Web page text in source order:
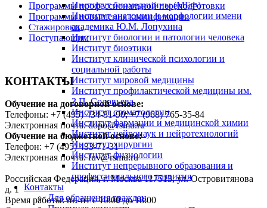
Институт биомедицины (МБФ)
Институт анатомии и морфологии имени
академика Ю.М. Лопухина
Институт биологии и патологии человека
Институт биоэтики
Институт клинической психологии и
социальной работы
Институт мировой медицины
Институт профилактической медицины им.
З.П. Соловьева
Институт стоматологии
Институт фармации и медицинской химии
Институт нейронаук и нейротехнологий
Институт хирургии
Институт физиологии
Институт непрерывного образования и
профессионального развития
Контакты
Для обращения граждан
Программы профессиональной переподготовки
Программы повышения квалификации
Стажировки
Поступающим
КОНТАКТЫ
Обучение на договорной основе:
Телефоны: +7 (495) 434-81-90; +7 (968) 765-35-84
Электронная почта: dopo@rsmu.ru
Обучение на бюджетной основе:
Телефон: +7 (495) 433-71-31
Электронная почта: fuv@rsmu.ru
Российская Федерация, г. Москва 117513, ул. Островитянова
д. 1
Время работы: пн-пт с 10:00 до 18:00